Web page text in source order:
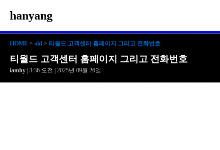
hanyang
HOME > old > 티월드 고객센터 홈페이지 그리고 전화번호
티월드 고객센터 홈페이지 그리고 전화번호
iamhy | 3:36 오전 | 2025년 09월 26일